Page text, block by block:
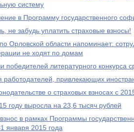
систему
в Программу государственного
не забудь уплатить страховые взносы!
Орловской области напоминает:
не ходят по домам
победителей литературного конкурса
привлекающих
о страховых взносах с
году выросла на 23,6 тысяч рублей
в рамках Программы
января 2015 года